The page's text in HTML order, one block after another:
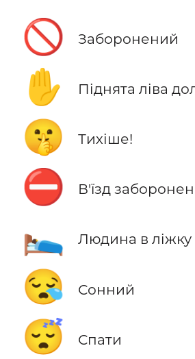
🚫 Заборонений
✋ Піднята ліва
🤫 Тихіше!
⛔ В'їзд
🛌 Людина в ліжку
😪 Сонний
😴 Спати